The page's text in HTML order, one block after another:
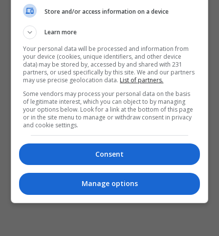
Store and/or access information on a device
Learn more
Your personal data will be processed and information from
your device (cookies, unique identifiers, and other device
data) may be stored by, accessed by and shared with 231
partners, or used specifically by this site. We and our partners
may use precise geolocation data. List of partners.
Some vendors may process your personal data on the basis
of legitimate interest, which you can object to by managing
your options below. Look for a link at the bottom of this page
or in the site menu to manage or withdraw consent in privacy
and cookie settings.
Consent
Manage options